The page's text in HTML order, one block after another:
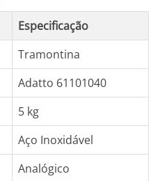
Especificação
Tramontina
Adatto 61101040
5 kg
Aço Inoxidável
Analógico